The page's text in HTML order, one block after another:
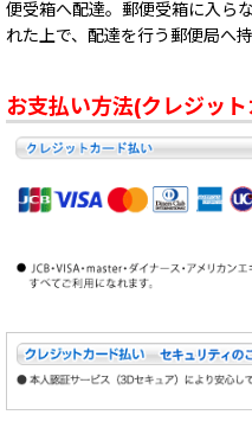
便受箱へ配達。郵便受箱に入ら
れた上で、配達を行う郵便局へ
お支払い方法(クレジッ